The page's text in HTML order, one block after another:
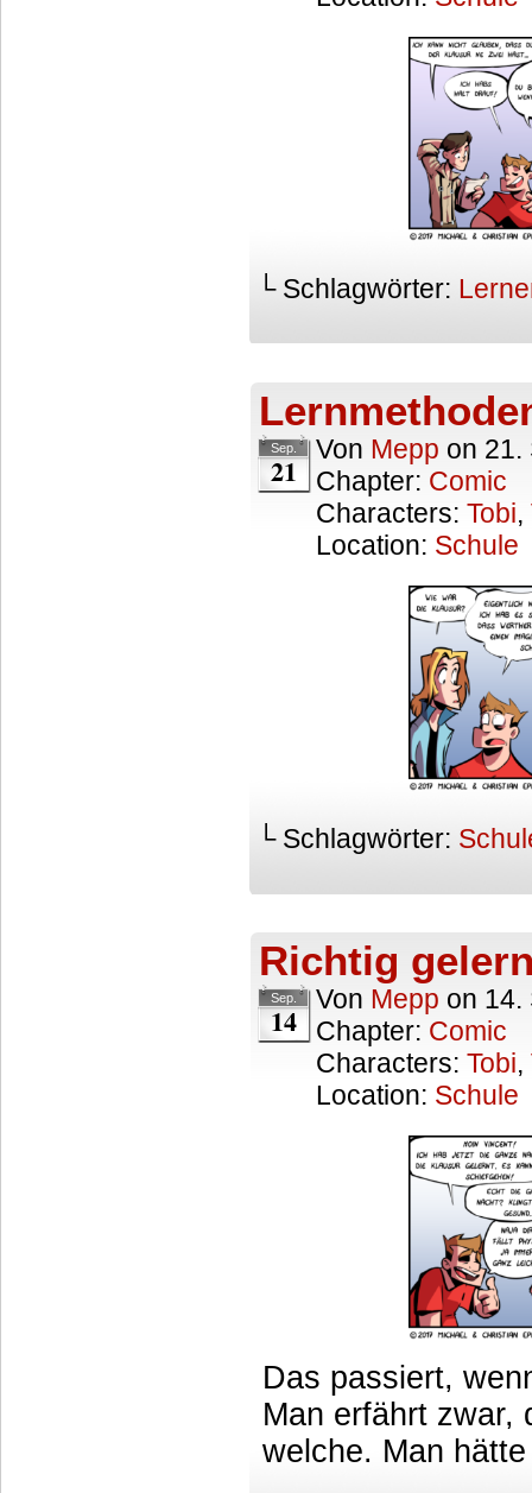
└ Schlagwörter:
Sep.
21
Von Mepp on 21.
Chapter: Comic
Characters: Tobi,
Location: Schule
└ Schlagwörter:
Richtig
Sep.
14
Von Mepp on 14.
Chapter: Comic
Characters: Tobi,
Location: Schule
Das passiert,
Man erfährt zwar,
welche. Man